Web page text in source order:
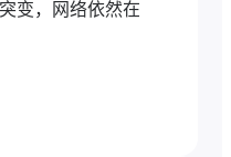
变，网络依然在